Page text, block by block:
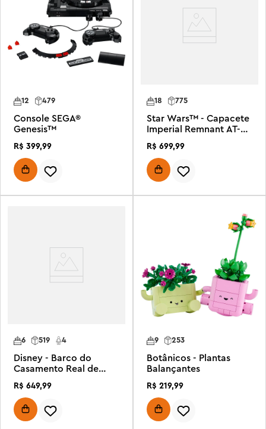
12 479
Console SEGA®
Genesis™
R$ 399,99
18 775
Star Wars™ - Capacete
Imperial Remnant AT-RT
R$ 699,99
4
519
6
Disney - Barco do
Casamento Real de
R$ 649,99
253
9
Botânicos - Plantas
Balançantes
R$ 219,99